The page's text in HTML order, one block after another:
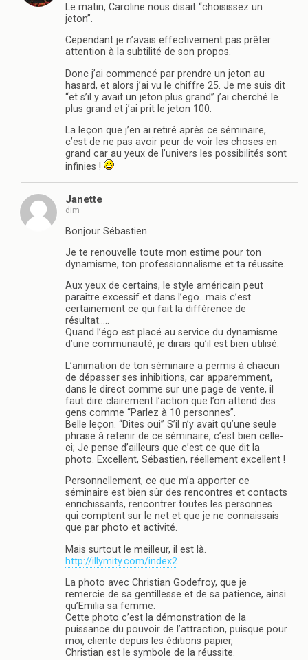
Le matin, Caroline nous disait “choisissez un
jeton”.
Cependant je n’avais effectivement pas prêter
attention à la subtilité de son propos.
Donc j’ai commencé par prendre un jeton au
hasard, et alors j’ai vu le chiffre 25. Je me suis dit
“et s’il y avait un jeton plus grand” j’ai cherché le
plus grand et j’ai prit le jeton 100.
La leçon que j’en ai retiré après ce séminaire,
c’est de ne pas avoir peur de voir les choses en
grand car au yeux de l’univers les possibilités sont
infinies !
Janette
dim
Bonjour Sébastien
Je te renouvelle toute mon estime pour ton
dynamisme, ton professionnalisme et ta réussite.
Aux yeux de certains, le style américain peut
paraître excessif et dans l’ego…mais c’est
certainement ce qui fait la différence de
résultat…..
Quand l’égo est placé au service du dynamisme
d’une communauté, je dirais qu’il est bien utilisé.
L’animation de ton séminaire a permis à chacun
de dépasser ses inhibitions, car apparemment,
dans le direct comme sur une page de vente, il
faut dire clairement l’action que l’on attend des
gens comme “Parlez à 10 personnes”.
Belle leçon. “Dites oui” S’il n’y avait qu’une seule
phrase à retenir de ce séminaire, c’est bien celle-
ci; Je pense d’ailleurs que c’est ce que dit la
photo. Excellent, Sébastien, réellement excellent !
Personnellement, ce que m’a apporter ce
séminaire est bien sûr des rencontres et contacts
enrichissants, rencontrer toutes les personnes
qui comptent sur le net et que je ne connaissais
que par photo et activité.
Mais surtout le meilleur, il est là.
http://illymity.com/index2
La photo avec Christian Godefroy, que je
remercie de sa gentillesse et de sa patience, ainsi
qu’Emilia sa femme.
Cette photo c’est la démonstration de la
puissance du pouvoir de l’attraction, puisque pour
moi, cliente depuis les éditions papier,
Christian est le symbole de la réussite.